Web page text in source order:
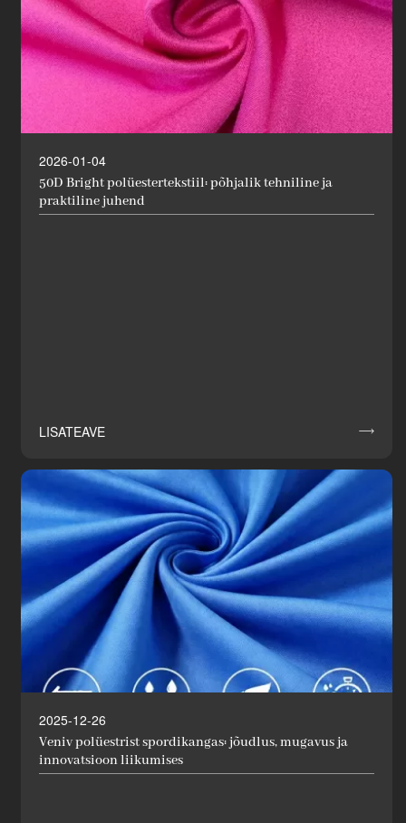
2026-01-04
50D Bright polüestertekstiil: põhjalik tehniline ja
praktiline juhend
LISATEAVE 
2025-12-26
Veniv polüestrist spordikangas: jõudlus, mugavus ja
innovatsioon liikumises